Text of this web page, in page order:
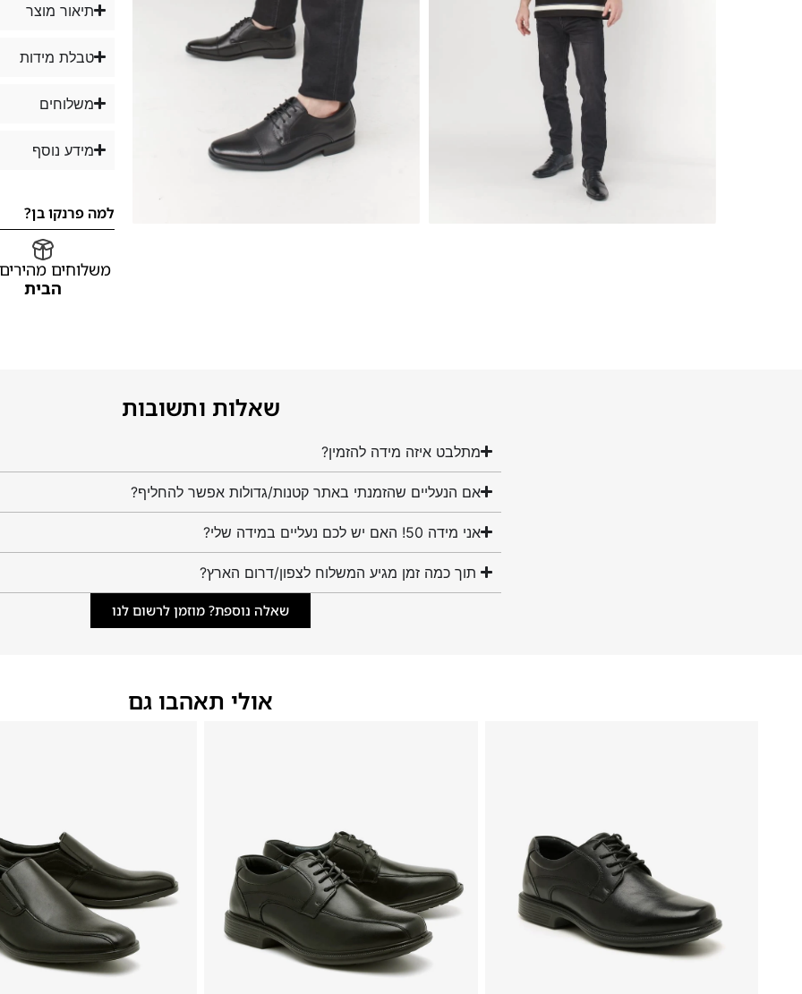
תיאור מוצר
טבלת מידות
משלוחים
מידע נוסף
למה פרנקו בן?
משלוחים
הבית
שאלות ותשובות
מתלבט איזה מידה להזמין?
אם הנעליים שהזמנתי באתר קטנות/גדולות אפשר להחליף?
אני מידה 50! האם יש לכם נעליים במידה שלי?
תוך כמה זמן מגיע המשלוח לצפון/דרום הארץ?
שאלה נוספת? מוזמן לרשום לנו
אולי תאהבו גם